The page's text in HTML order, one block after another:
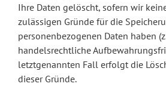
Ihre Daten gelöscht, sofern wir
zulässigen Gründe für die
personenbezogenen Daten haben
handelsrechtliche
letztgenannten Fall erfolgt die
dieser Gründe.